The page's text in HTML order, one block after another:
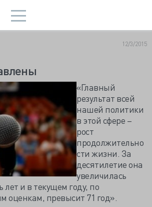
12/3/2015
«Главный
результат всей
нашей политики
в этой сфере –
рост
продолжительно
сти жизни. За
десятилетие она
увеличилась
лет и в текущем году, по
оценкам, превысит 71 год».